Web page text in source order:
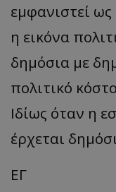
εμφανιστεί ως
η εικόνα
δημόσια με
πολιτικό
Ιδίως όταν η
έρχεται
ΕΓ